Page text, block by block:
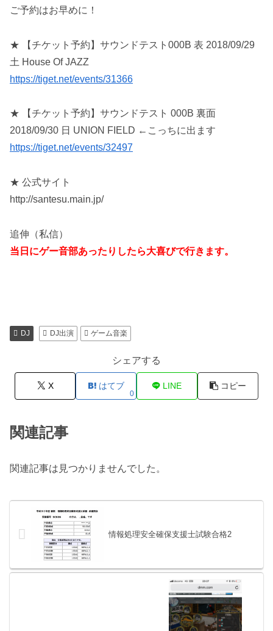
ご予約はお早めに！
★ 【チケット予約】サウンドテスト000B 表 2018/09/29
土 House Of JAZZ
https://tiget.net/events/31366
★ 【チケット予約】サウンドテスト 000B 裏面
2018/09/30 日 UNION FIELD ←こっちに出ます
https://tiget.net/events/32497
★ 公式サイト
http://santesu.main.jp/
追伸（私信）
当日にゲー音部あったりしたら大喜びで行きます。
DJ DJ出演 ゲーム音楽
シェアする
X はてブ
0
LINE コピー
関連記事
関連記事は見つかりませんでした。
情報処理安全確保支援士試験合格2